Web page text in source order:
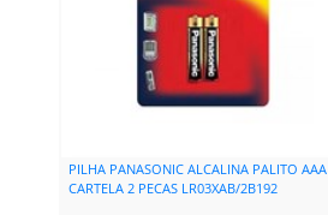
PILHA PANASONIC ALCALINA PALITO AAA
CARTELA 2 PECAS LR03XAB/2B192